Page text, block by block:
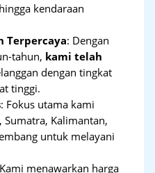
kendaraan
Terpercaya: Dengan
tahun, kami telah
dengan tingkat
tinggi.
: Fokus utama kami
Sumatra, Kalimantan,
untuk melayani
menawarkan harga